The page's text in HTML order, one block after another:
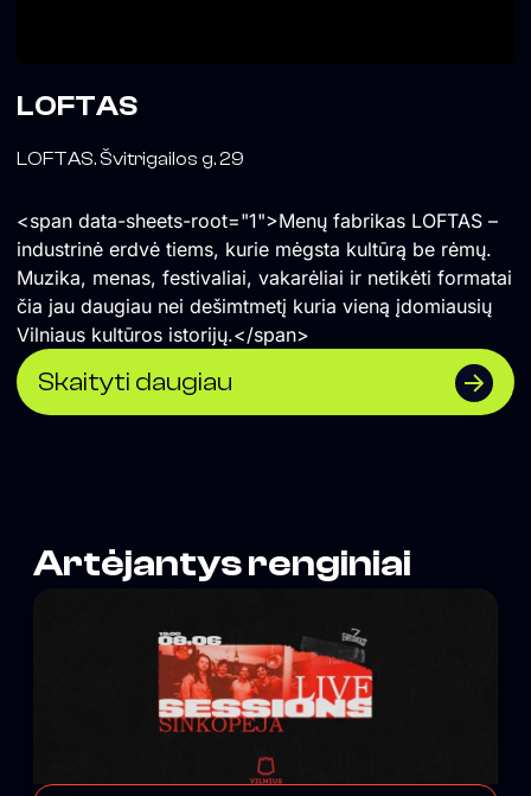
LOFTAS
LOFTAS. Švitrigailos g. 29
<span data-sheets-root="1">Menų fabrikas LOFTAS –
industrinė erdvė tiems, kurie mėgsta kultūrą be rėmų.
Muzika, menas, festivaliai, vakarėliai ir netikėti formatai
čia jau daugiau nei dešimtmetį kuria vieną įdomiausių
Vilniaus kultūros istorijų.</span>
Skaityti daugiau
Artėjantys renginiai